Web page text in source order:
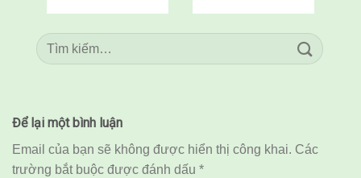
Để lại một bình luận
Email của bạn sẽ không được hiển thị công khai. Các
trường bắt buộc được đánh dấu *